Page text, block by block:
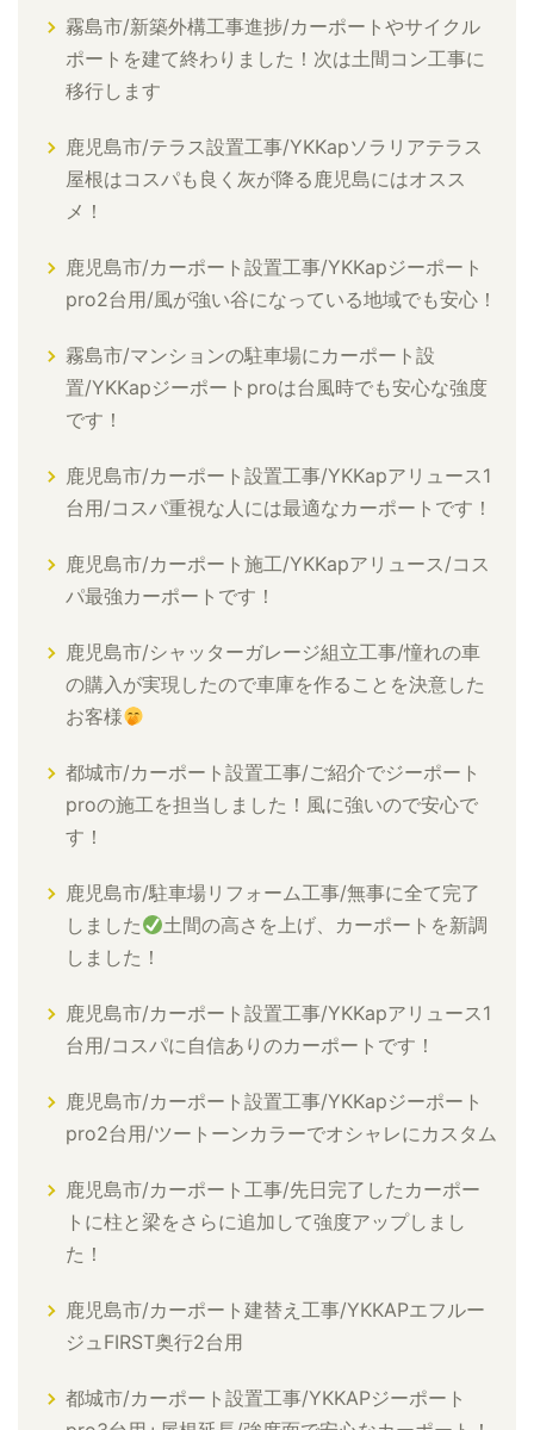
霧島市/新築外構工事進捗/カーポートやサイクル
ポートを建て終わりました！次は土間コン工事に
移行します
鹿児島市/テラス設置工事/YKKapソラリアテラス
屋根はコスパも良く灰が降る鹿児島にはオスス
メ！
鹿児島市/カーポート設置工事/YKKapジーポート
pro2台用/風が強い谷になっている地域でも安心！
霧島市/マンションの駐車場にカーポート設
置/YKKapジーポートproは台風時でも安心な強度
です！
鹿児島市/カーポート設置工事/YKKapアリュース1
台用/コスパ重視な人には最適なカーポートです！
鹿児島市/カーポート施工/YKKapアリュース/コス
パ最強カーポートです！
鹿児島市/シャッターガレージ組立工事/憧れの車
の購入が実現したので車庫を作ることを決意した
お客様
都城市/カーポート設置工事/ご紹介でジーポート
proの施工を担当しました！風に強いので安心で
す！
鹿児島市/駐車場リフォーム工事/無事に全て完了
しました
土間の高さを上げ、カーポートを新調
しました！
鹿児島市/カーポート設置工事/YKKapアリュース1
台用/コスパに自信ありのカーポートです！
鹿児島市/カーポート設置工事/YKKapジーポート
pro2台用/ツートーンカラーでオシャレにカスタム
鹿児島市/カーポート工事/先日完了したカーポー
トに柱と梁をさらに追加して強度アップしまし
た！
鹿児島市/カーポート建替え工事/YKKAPエフルー
ジュFIRST奥行2台用
都城市/カーポート設置工事/YKKAPジーポート